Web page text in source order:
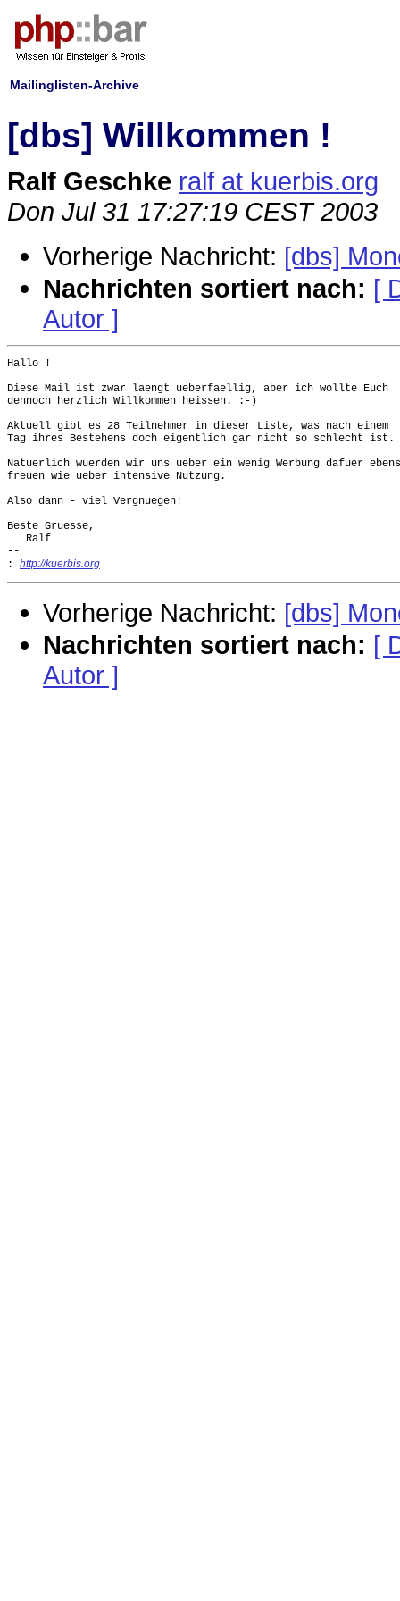
Mailinglisten-Archive
[dbs] Willkommen !
Ralf Geschke ralf at kuerbis.org
Don Jul 31 17:27:19 CEST 2003
Vorherige Nachricht: [dbs]
Nachrichten sortiert nach: [
Autor ]
Hallo !
Diese Mail ist zwar laengt ueberfaellig, aber ich wollte Euch
dennoch herzlich Willkommen heissen. :-)
Aktuell gibt es 28 Teilnehmer in dieser Liste, was nach einem
Tag ihres Bestehens doch eigentlich gar nicht so schlecht ist.
Natuerlich wuerden wir uns ueber ein wenig Werbung dafuer
freuen wie ueber intensive Nutzung.
Also dann - viel Vergnuegen!
Beste Gruesse,
   Ralf
--
:
http://kuerbis.org
Vorherige Nachricht: [dbs]
Nachrichten sortiert nach: [
Autor ]